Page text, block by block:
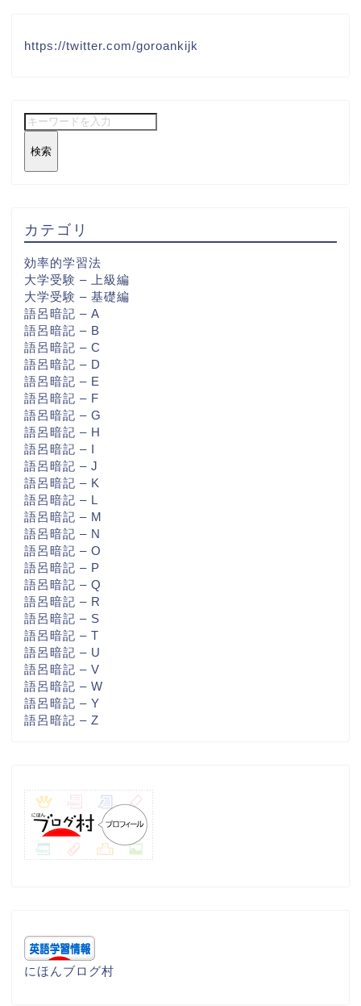
https://twitter.com/goroankijk
検索
カテゴリ
効率的学習法
大学受験 – 上級編
大学受験 – 基礎編
語呂暗記 – A
語呂暗記 – B
語呂暗記 – C
語呂暗記 – D
語呂暗記 – E
語呂暗記 – F
語呂暗記 – G
語呂暗記 – H
語呂暗記 – I
語呂暗記 – J
語呂暗記 – K
語呂暗記 – L
語呂暗記 – M
語呂暗記 – N
語呂暗記 – O
語呂暗記 – P
語呂暗記 – Q
語呂暗記 – R
語呂暗記 – S
語呂暗記 – T
語呂暗記 – U
語呂暗記 – V
語呂暗記 – W
語呂暗記 – Y
語呂暗記 – Z
にほんブログ村